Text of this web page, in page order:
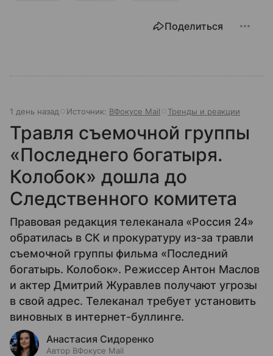
Поделиться
1 день назад Источник: ВФокусе Mail Тренды и реакции
Травля съемочной группы
«Последнего богатыря.
Колобок» дошла до
Следственного комитета
Правовая редакция телеканала «Россия 24»
обратилась в СК и прокуратуру из-за травли
съемочной группы фильма «Последний
богатырь. Колобок». Режиссер Антон Маслов
и актер Дмитрий Журавлев получают угрозы
в свой адрес. Телеканал требует установить
виновных в интернет-буллинге.
Анастасия Сидоренко
Автор ВФокусе Mail